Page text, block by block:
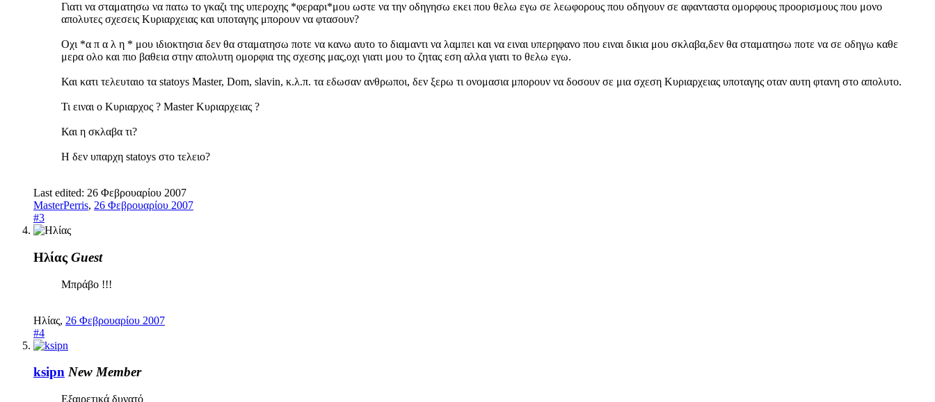
Γιατι να σταματησω να πατω το γκαζι της υπεροχης *φεραρι*μου ωστε να την οδηγησω εκει που θελω εγω σε λεωφορους που οδηγουν σε αφανταστα ομορφους προορισμους που μονο
απολυτες σχεσεις Κυριαρχειας και υποταγης μπορουν να φτασουν?
Οχι *α π α λ η * μου ιδιοκτησια δεν θα σταματησω ποτε να κανω αυτο το διαμαντι να λαμπει και να ειναι υπερηφανο που ειναι δικια μου σκλαβα,δεν θα σταματησω ποτε να σε οδηγω καθε
μερα ολο και πιο βαθεια στην απολυτη ομορφια της σχεσης μας,οχι γιατι μου το ζητας εση αλλα γιατι το θελω εγω.
Και κατι τελευταιο τα statoys Master, Dom, slavin, κ.λ.π. τα εδωσαν ανθρωποι, δεν ξερω τι ονομασια μπορουν να δοσουν σε μια σχεση Κυριαρχειας υποταγης οταν αυτη φτανη στο απολυτο.
Τι ειναι ο Κυριαρχος ? Master Κυριαρχειας ?
Και η σκλαβα τι?
Η δεν υπαρχη statoys στο τελειο?
Last edited: 26 Φεβρουαρίου 2007
MasterPerris, 26 Φεβρουαρίου 2007
#3
Ηλίας Guest
Μπράβο !!!
Ηλίας, 26 Φεβρουαρίου 2007
#4
ksipn New Member
Εξαιρετικά δυνατό